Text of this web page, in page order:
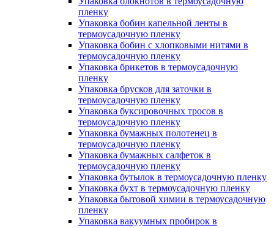
пленку
Упаковка бобин капельной ленты в
термоусадочную пленку
Упаковка бобин с хлопковыми нитями в
термоусадочную пленку
Упаковка брикетов в термоусадочную
пленку
Упаковка брусков для заточки в
термоусадочную пленку
Упаковка буксировочных тросов в
термоусадочную пленку
Упаковка бумажных полотенец в
термоусадочную пленку
Упаковка бумажных салфеток в
термоусадочную пленку
Упаковка бутылок в термоусадочную пленку
Упаковка бухт в термоусадочную пленку
Упаковка бытовой химии в термоусадочную
пленку
Упаковка вакуумных пробирок в